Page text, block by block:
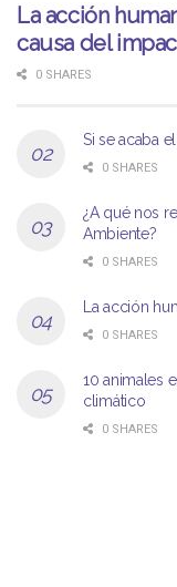
La acción
causa del
0 SHARES
Si se acaba
0 SHARES
¿A qué nos
Ambiente?
0 SHARES
La acción
0 SHARES
10 animales
climático
0 SHARES